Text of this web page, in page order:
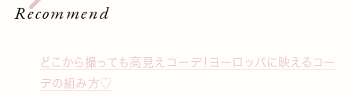
Recommend
どこから撮っても高見えコーデ！ヨーロッパに映えるコー
デの組み方♡